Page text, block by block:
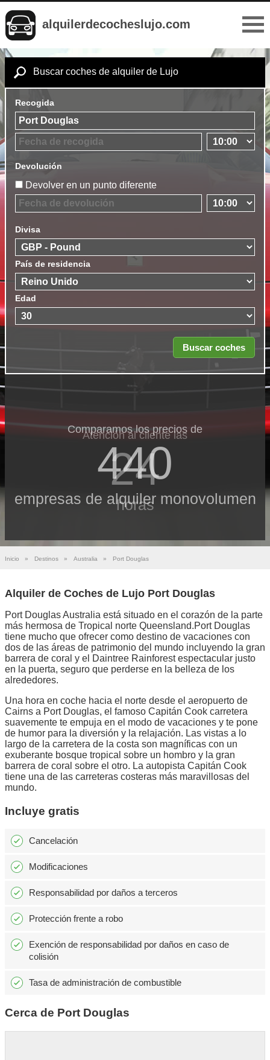
alquilerdecocheslujo.com
Buscar coches de alquiler de Lujo
Recogida
Devolución
Devolver en un punto diferente
Divisa
País de residencia
Edad
Comparamos los precios de
440
empresas de alquiler monovolumen
Atención al cliente las
24
horas
Inicio » Destinos » Australia » Port Douglas
Alquiler de Coches de Lujo Port Douglas
Port Douglas Australia está situado en el corazón de la parte
más hermosa de Tropical norte Queensland.Port Douglas
tiene mucho que ofrecer como destino de vacaciones con
dos de las áreas de patrimonio del mundo incluyendo la gran
barrera de coral y el Daintree Rainforest espectacular justo
en la puerta, seguro que perderse en la belleza de los
alrededores.
Una hora en coche hacia el norte desde el aeropuerto de
Cairns a Port Douglas, el famoso Capitán Cook carretera
suavemente te empuja en el modo de vacaciones y te pone
de humor para la diversión y la relajación. Las vistas a lo
largo de la carretera de la costa son magníficas con un
exuberante bosque tropical sobre un hombro y la gran
barrera de coral sobre el otro. La autopista Capitán Cook
tiene una de las carreteras costeras más maravillosas del
mundo.
Incluye gratis
Cancelación
Modificaciones
Responsabilidad por daños a terceros
Protección frente a robo
Exención de responsabilidad por daños en caso de
colisión
Tasa de administración de combustible
Cerca de Port Douglas